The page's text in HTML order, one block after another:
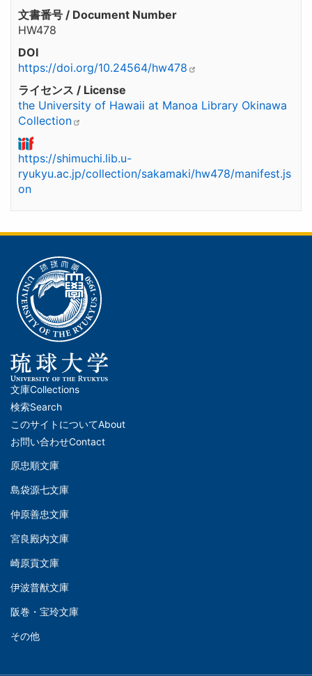
文書番号 / Document Number
HW478
DOI
https://doi.org/10.24564/hw478
ライセンス / License
the University of Hawaii at Manoa Library Okinawa
Collection
https://shimuchi.lib.u-
ryukyu.ac.jp/collection/sakamaki/hw478/manifest.js
on
メ
イ
ン
ナ
ビ
ー
シ
ョ
ン
ッ
タ
文庫Collections
検索Search
このサイトについてAbout
お問い合わせContact
文
(Left)
原忠順文庫
島袋源七文庫
仲原善忠文庫
文
(Middle)
宮良殿内文庫
崎原貢文庫
伊波普猷文庫
文
庫
阪巻・宝玲文庫
その他